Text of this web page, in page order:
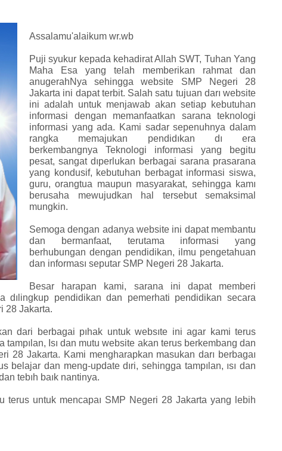
Assalamu'alaikum wr.wb
Puji syukur kepada kehadirat Allah SWT, Tuhan Yang
Maha Esa yang telah memberikan rahmat dan
anugerahNya sehingga website SMP Negeri 28
Jakarta ini dapat terbit. Salah satu tujuan darı website
ini adalah untuk menjawab akan setiap kebutuhan
informasi dengan memanfaatkan sarana teknologi
informasi yang ada. Kami sadar sepenuhnya dalam
rangka memajukan pendidıkan dı era
berkembangnya Teknologi informasi yang begitu
pesat, sangat dıperlukan berbagai sarana prasarana
yang kondusif, kebutuhan berbagat informasi siswa,
guru, orangtua maupun masyarakat, sehingga kamı
berusaha mewujudkan hal tersebut semaksimal
mungkin.
Semoga dengan adanya website ini dapat membantu
dan bermanfaat, terutama informasi yang
berhubungan dengan pendidikan, ilmu pengetahuan
dan informası seputar SMP Negeri 28 Jakarta.
Besar harapan kami, sarana ini dapat memberi
dılingkup pendidikan dan pemerhati pendidikan secara
28 Jakarta.
dari berbagai pıhak untuk websıte ini agar kami terus
tampılan, Isı dan mutu website akan terus berkembang dan
28 Jakarta. Kami mengharapkan masukan darı berbagaı
belajar dan meng-update dıri, sehingga tampılan, ısı dan
tebıh baık nantinya.
terus untuk mencapaı SMP Negeri 28 Jakarta yang lebih